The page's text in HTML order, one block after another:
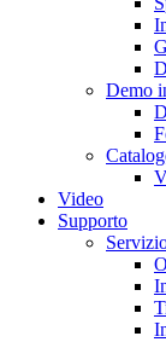
Demo
Video
Supporto